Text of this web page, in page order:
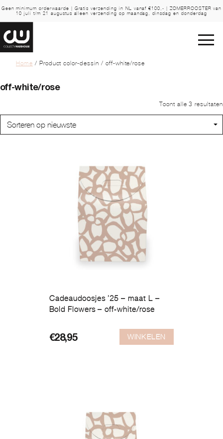
Geen minimum orderwaarde | Gratis verzending in NL vanaf €100,- | ZOMERROOSTER van
10 juli t/m 21 augustus alleen verzending op maandag, dinsdag en donderdag
Home / Product color-dessin / off-white/rose
off-white/rose
Toont alle 3 resultaten
Cadeaudoosjes ’25 – maat L –
Bold Flowers – off-white/rose
€28,95 WINKELEN